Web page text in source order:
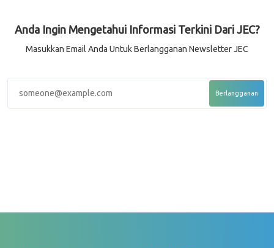
Anda Ingin Mengetahui Informasi Terkini Dari JEC?
Masukkan Email Anda Untuk Berlangganan Newsletter JEC